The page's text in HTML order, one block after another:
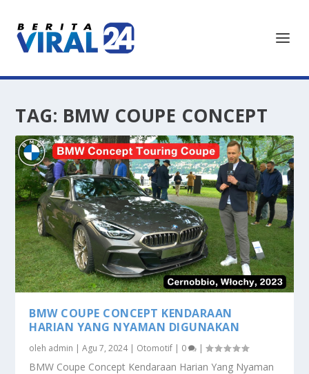
TAG: BMW COUPE CONCEPT
BMW COUPE CONCEPT KENDARAAN
HARIAN YANG NYAMAN DIGUNAKAN
oleh admin |Agu 7, 2024| Otomotif | 0 |
BMW Coupe Concept Kendaraan Harian Yang Nyaman